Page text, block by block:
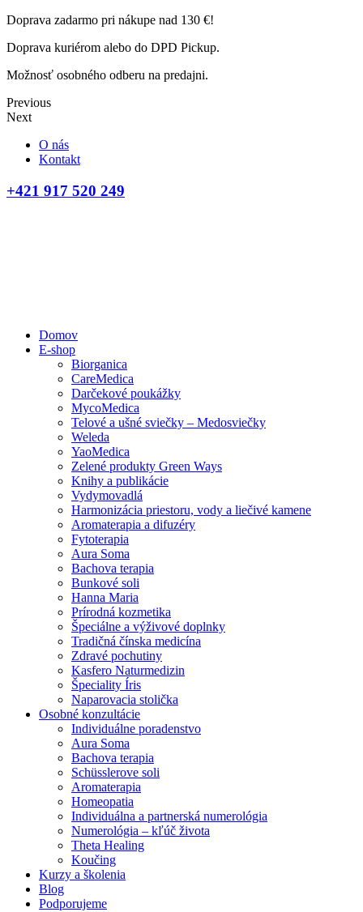
Doprava zadarmo pri nákupe nad 130 €!
Doprava kuriérom alebo do DPD Pickup.
Možnosť osobného odberu na predajni.
Previous
Next
O nás
Kontakt
+421 917 520 249
Domov
E-shop
Biorganica
CareMedica
Darčekové poukážky
MycoMedica
Telové a ušné sviečky – Medosviečky
Weleda
YaoMedica
Zelené produkty Green Ways
Knihy a publikácie
Vydymovadlá
Harmonizácia priestoru, vody a liečivé kamene
Aromaterapia a difuzéry
Fytoterapia
Aura Soma
Bachova terapia
Bunkové soli
Hanna Maria
Prírodná kozmetika
Špeciálne a výživové doplnky
Tradičná čínska medicína
Zdravé pochutiny
Kasfero Naturmedizin
Špeciality Íris
Naparovacia stolička
Osobné konzultácie
Individuálne poradenstvo
Aura Soma
Bachova terapia
Schüsslerove soli
Aromaterapia
Homeopatia
Individuálna a partnerská numerológia
Numerológia – kľúč života
Theta Healing
Koučing
Kurzy a školenia
Blog
Podporujeme